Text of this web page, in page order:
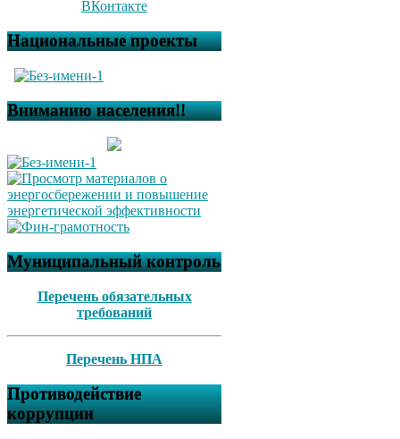
ВКонтакте
Национальные проекты
Вниманию населения!!
Муниципальный контроль
Перечень обязательных
требований
Перечень НПА
Противодействие
коррупции